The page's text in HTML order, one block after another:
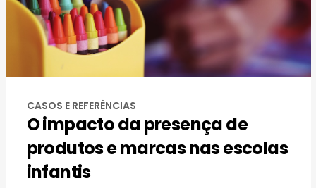
CASOS E REFERÊNCIAS
O impacto da presença de
produtos e marcas nas escolas
infantis